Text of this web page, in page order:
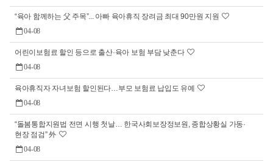
“육아 함께하는 父 주목”... 아빠 육아휴직 장려금 최대 90만원 지원
04-08
어린이보험료 할인 등으로 출산·육아 보험 부담 낮춘다
04-08
육아휴직자 자녀보험 할인된다…부모 보험료 납입도 유예
04-08
“돌봄통합지원법 전면 시행 첫날… 한국사회보장정보원, 종합상황실 가동·
현장 점검” 外
04-08